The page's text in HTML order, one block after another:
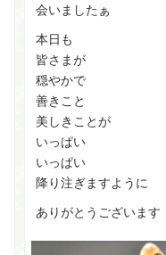
会いましたぁ
本日も
皆さまが
穏やかで
善きこと
美しきことが
いっぱい
いっぱい
降り注ぎますように
ありがとうございます